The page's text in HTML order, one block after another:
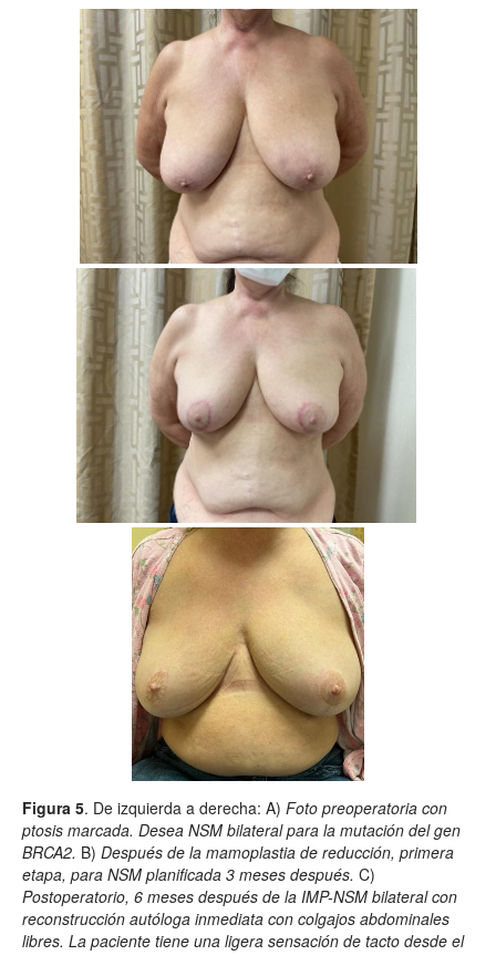
Figura 5. De izquierda a derecha: A) Foto preoperatoria con
ptosis marcada. Desea NSM bilateral para la mutación del gen
BRCA2. B) Después de la mamoplastia de reducción, primera
etapa, para NSM planificada 3 meses después. C)
Postoperatorio, 6 meses después de la IMP-NSM bilateral con
reconstrucción autóloga inmediata con colgajos abdominales
libres. La paciente tiene una ligera sensación de tacto desde el